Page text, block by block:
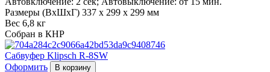
Размеры (ВхШхГ) 337 х 299 х 299 мм
Вес 6,8 кг
Собран в КНР
Сабвуфер Klipsch R-8SW
Оформить
В корзину